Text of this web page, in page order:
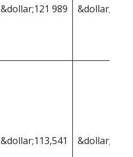
&dollar;121 989
&dollar;113,541 &dollar;114